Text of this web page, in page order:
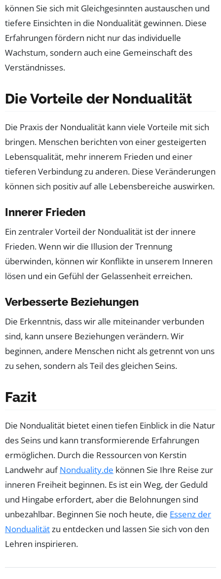
können Sie sich mit Gleichgesinnten austauschen und
tiefere Einsichten in die Nondualität gewinnen. Diese
Erfahrungen fördern nicht nur das individuelle
Wachstum, sondern auch eine Gemeinschaft des
Verständnisses.
Die Vorteile der Nondualität
Die Praxis der Nondualität kann viele Vorteile mit sich
bringen. Menschen berichten von einer gesteigerten
Lebensqualität, mehr innerem Frieden und einer
tieferen Verbindung zu anderen. Diese Veränderungen
können sich positiv auf alle Lebensbereiche auswirken.
Innerer Frieden
Ein zentraler Vorteil der Nondualität ist der innere
Frieden. Wenn wir die Illusion der Trennung
überwinden, können wir Konflikte in unserem Inneren
lösen und ein Gefühl der Gelassenheit erreichen.
Verbesserte Beziehungen
Die Erkenntnis, dass wir alle miteinander verbunden
sind, kann unsere Beziehungen verändern. Wir
beginnen, andere Menschen nicht als getrennt von uns
zu sehen, sondern als Teil des gleichen Seins.
Fazit
Die Nondualität bietet einen tiefen Einblick in die Natur
des Seins und kann transformierende Erfahrungen
ermöglichen. Durch die Ressourcen von Kerstin
Landwehr aufNonduality.de können Sie Ihre Reise zur
inneren Freiheit beginnen. Es ist ein Weg, der Geduld
und Hingabe erfordert, aber die Belohnungen sind
unbezahlbar. Beginnen Sie noch heute, die Essenz der
Nondualitätzu entdecken und lassen Sie sich von den
Lehren inspirieren.